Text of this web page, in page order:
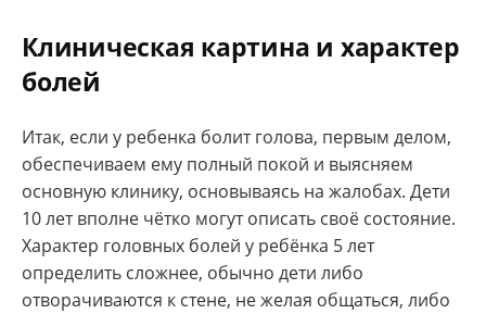
Клиническая картина и характер
болей
Итак, если у ребенка болит голова, первым делом,
обеспечиваем ему полный покой и выясняем
основную клинику, основываясь на жалобах. Дети
10 лет вполне чётко могут описать своё состояние.
Характер головных болей у ребёнка 5 лет
определить сложнее, обычно дети либо
отворачиваются к стене, не желая общаться, либо